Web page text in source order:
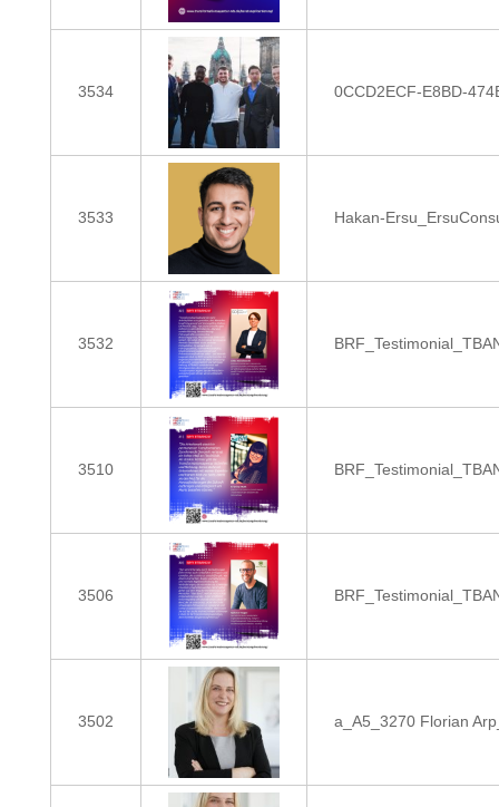
3534 0CCD2ECF-E8BD-
3533 Hakan-
3532
3510
3506
3502 a_A5_3270 Florian